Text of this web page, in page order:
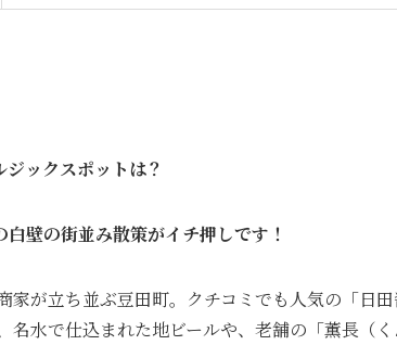
ックスポットは？
壁の街並み散策がイチ押しです！
が立ち並ぶ豆田町。クチコミでも人気の「日
名水で仕込まれた地ビールや、老舗の「薫長（